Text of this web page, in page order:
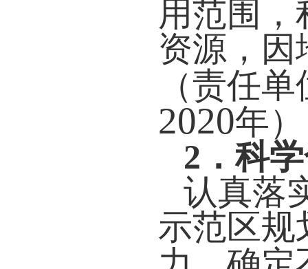
用范围
资源，因
（责任
2020年）
2 ．科
认真落
示范区规